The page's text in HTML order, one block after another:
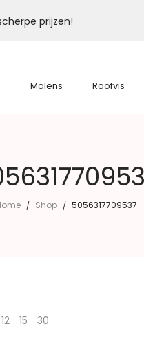
prijzen!
Molens Roofvis
/ Shop / 5056317709537
12 15 30